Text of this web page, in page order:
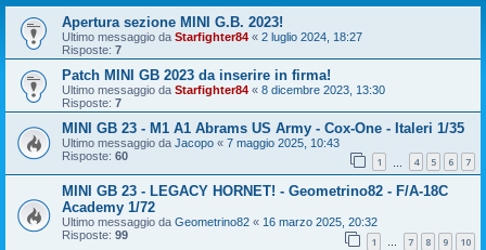
Apertura sezione MINI G.B. 2023!
Ultimo messaggio da Starfighter84 « 2 luglio 2024, 18:27
Risposte: 7
Patch MINI GB 2023 da inserire in firma!
Ultimo messaggio da Starfighter84 « 8 dicembre 2023, 13:30
Risposte: 7
MINI GB 23 - M1 A1 Abrams US Army - Cox-One - Italeri 1/35
Ultimo messaggio da Jacopo « 7 maggio 2025, 10:43
Risposte: 60 1 4 5 6 7
MINI GB 23 - LEGACY HORNET! - Geometrino82 - F/A-18C
Academy 1/72
Ultimo messaggio da Geometrino82 « 16 marzo 2025, 20:32
Risposte: 99 1 … 7 8 9 10